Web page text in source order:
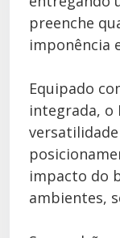
preenche
imponência
Equipado
integrada, o
impacto do
ambientes,